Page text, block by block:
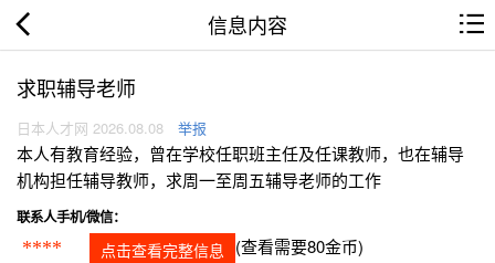
信息内容
求职辅导老师
日本人才网 2026.08.08 举报
本人有教育经验，曾在学校任职班主任及任课教师，也在辅导
机构担任辅导教师，求周一至周五辅导老师的工作
联系人手机/微信：
**** 点击查看完整信息 (查看需要80金币)